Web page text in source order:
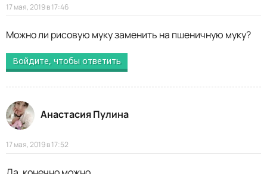
17 мая, 2019 в 17:46
Можно ли рисовую муку заменить на пшеничную муку?
Войдите, чтобы ответить
Анастасия Пулина
17 мая, 2019 в 17:52